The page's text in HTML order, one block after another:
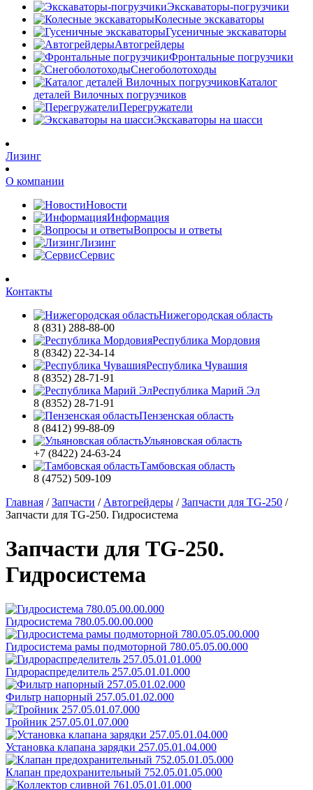
Экскаваторы-погрузчики
Колесные экскаваторы
Гусеничные экскаваторы
Автогрейдеры
Фронтальные погрузчики
Снегоболотоходы
Каталог
деталей Вилочных погрузчиков
Перегружатели
Экскаваторы на шасси
Лизинг
О компании
Новости
Информация
Вопросы и ответы
Лизинг
Сервис
Контакты
Нижегородская область
8 (831) 288-88-00
Республика Мордовия
8 (8342) 22-34-14
Республика Чувашия
8 (8352) 28-71-91
Республика Марий Эл
8 (8352) 28-71-91
Пензенская область
8 (8412) 99-88-09
Ульяновская область
+7 (8422) 24-63-24
Тамбовская область
8 (4752) 509-109
Главная /Запчасти / Автогрейдеры /Запчасти для TG-250 /
Запчасти для TG-250. Гидросистема
Запчасти для TG-250.
Гидросистема
Гидросистема 780.05.00.00.000
Гидросистема рамы подмоторной 780.05.05.00.000
Гидрораспределитель 257.05.01.01.000
Фильтр напорный 257.05.01.02.000
Тройник 257.05.01.07.000
Установка клапана зарядки 257.05.01.04.000
Клапан предохранительный 752.05.01.05.000